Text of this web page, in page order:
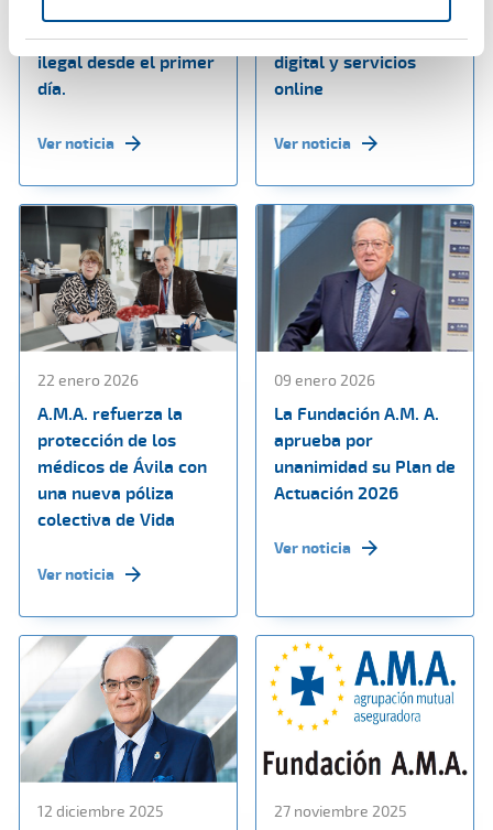
frente a la ocupación
ilegal desde el primer
día.
Ver noticia
mejor presencia
digital y servicios
online
Ver noticia
22 enero 2026
A.M.A. refuerza la
protección de los
médicos de Ávila con
una nueva póliza
colectiva de Vida
Ver noticia
09 enero 2026
La Fundación A.M. A.
aprueba por
unanimidad su Plan de
Actuación 2026
Ver noticia
12 diciembre 2025 27 noviembre 2025